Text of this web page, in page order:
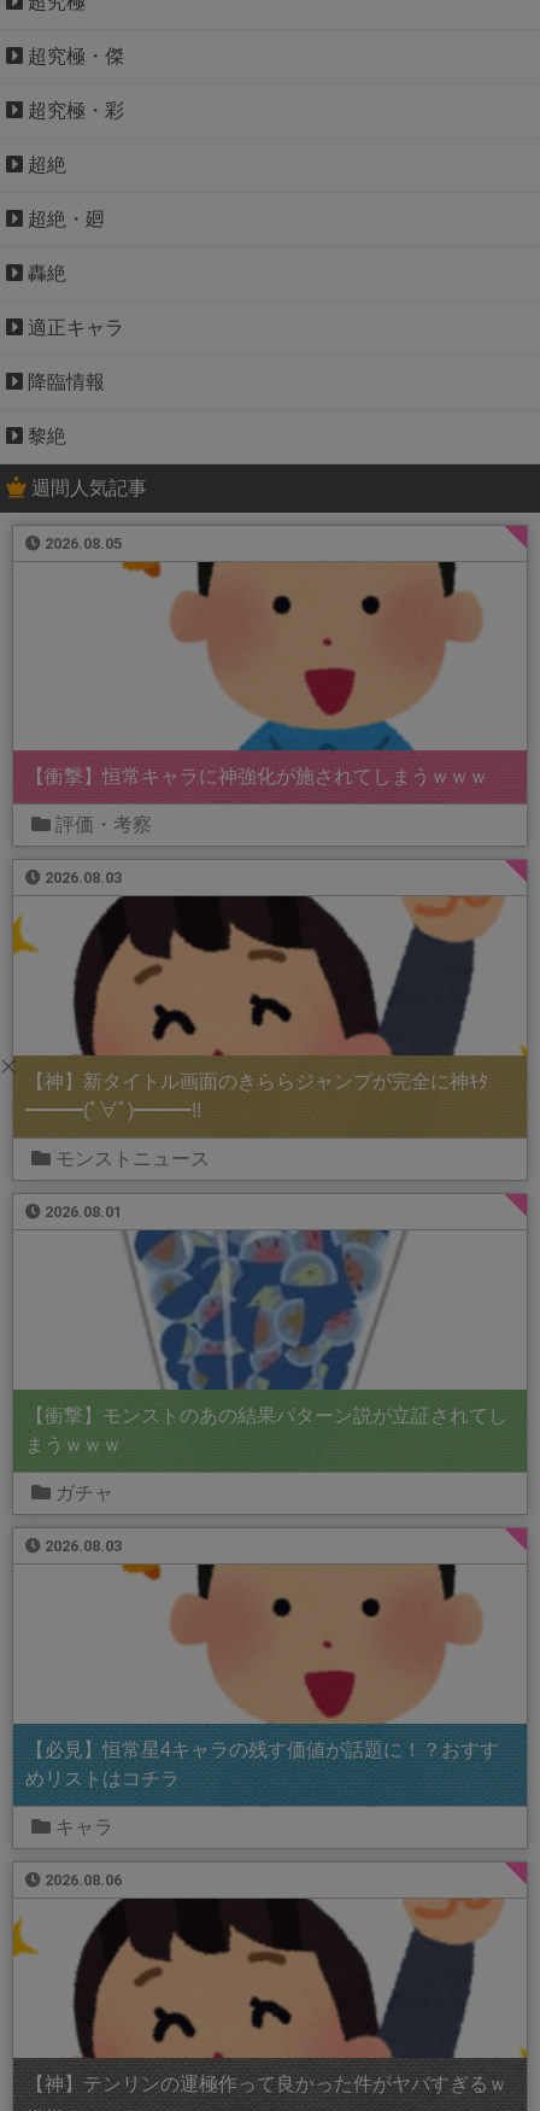
超究極・傑
超究極・彩
超絶
超絶・廻
轟絶
適正キャラ
降臨情報
黎絶
週間人気記事
2026.08.05
【衝撃】恒常キャラに神強化が施されてしまうｗｗｗ
評価・考察
2026.08.03
【神】新タイトル画面のきららジャンプが完全に神ｷﾀ
━━━(ﾟ∀ﾟ)━━━!!
モンストニュース
2026.08.01
【衝撃】モンストのあの結果パターン説が立証されてし
まうｗｗｗ
ガチャ
2026.08.03
【必見】恒常星4キャラの残す価値が話題に！？おすす
めリストはコチラ
キャラ
2026.08.06
【神】テンリンの運極作って良かった件がヤバすぎるｗ